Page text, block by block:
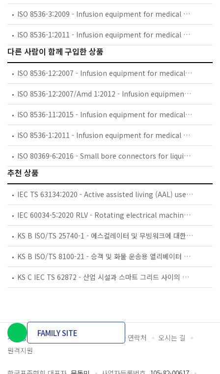
ISO 8536-3:2009 - Infusion equipment for medical use — Part 3: Aluminium caps for infusion bottles
ISO 8536-1:2011 - Infusion equipment for medical use — Part 1: Infusion glass bottles
다른 사람이 함께 구입한 상품
ISO 8536-12:2007 - Infusion equipment for medical use — Part 12: Check valves
ISO 8536-12:2007/Amd 1:2012 - Infusion equipment for medical use — Part 12: Check valves — Amendment 1
ISO 8536-11:2015 - Infusion equipment for medical use — Part 11: Infusion filters for single use with pressure infusion equipment
ISO 8536-1:2011 - Infusion equipment for medical use — Part 1: Infusion glass bottles
ISO 80369-6:2016 - Small bore connectors for liquids and gases in healthcare applications — Part 6: Connectors for neuraxial applications
추천 상품
IEC TS 63134:2020 - Active assisted living (AAL) use cases
IEC 60034-5:2020 RLV - Rotating electrical machines - Part 5: Degrees of protection provided by the integral design of rotating electrical machines (IP code) - Classification
KS B ISO/TS 25740-1 - 에스컬레이터 및 무빙워크에 대한 안전요건 — 제1부: 세계공통 필수 안전요건(GESRs)
KS B ISO/TS 8100-21 - 승객 및 화물 운송용 엘리베이터 —제21부: 세계공통 필수안전요건(GESRs)을 충족하는 세계공통 안전 파라미터(GSPs)
KS C IEC TS 62872 - 산업 시설과 스마트 그리드 사이의 산업 공정 측정, 제어 및 자동화 시스템 인터페이스
개인정보처리방침 이용약관 담당자 연락처
오시는 길
원격지원
FAMILY SITE